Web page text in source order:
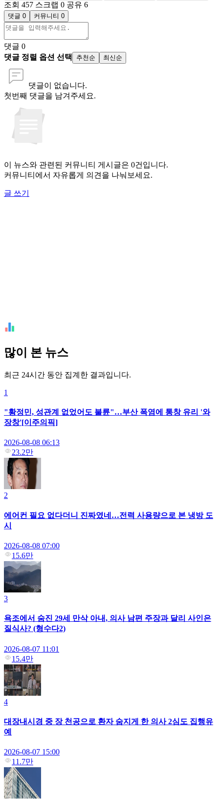
조회 457 스크랩 0 공유 6
댓글 0 커뮤니티 0
댓글 0
댓글 정렬 옵션 선택
추천순 최신순
댓글이 없습니다.
첫번째 댓글을 남겨주세요.
이 뉴스와 관련된 커뮤니티 게시글은 0건입니다.
커뮤니티에서 자유롭게 의견을 나눠보세요.
글 쓰기
많이 본 뉴스
최근 24시간 동안 집계한 결과입니다.
1
"황정민, 성관계 없었어도 불륜"…부산 폭염에 통창 유리 '와
장창'[이주의픽]
2026-08-08 06:13
23.2만
2
에어컨 필요 없다더니 진짜였네…전력 사용량으로 본 냉방 도
시
2026-08-08 07:00
15.6만
3
욕조에서 숨진 29세 만삭 아내, 의사 남편 주장과 달리 사인은
질식사? (형수다2)
2026-08-07 11:01
15.4만
4
대장내시경 중 장 천공으로 환자 숨지게 한 의사 2심도 집행유
예
2026-08-07 15:00
11.7만